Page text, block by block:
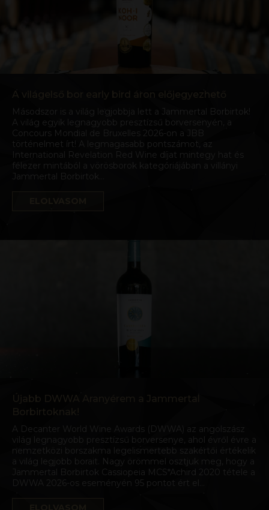
Másodszor is a világ legjobbja lett a Jammertal Borbirtok!
A világ egyik legnagyobb presztízsű borversenyén, a
Concours Mondial de Bruxelles 2026-on a JBB
történelmet írt! A legmagasabb pontszámot, az
International Revelation Red Wine díjat mintegy hat és
félezer mintából a vörösborok kategóriájában a villányi
Jammertal Borbirtok…
A Decanter World Wine Awards (DWWA) az angolszász
világ legnagyobb presztízsű borversenye, ahol évről évre a
nemzetközi borszakma legelismertebb szakértői értékelik
a világ legjobb borait. Nagy örömmel osztjuk meg, hogy a
Jammertal Borbirtok Cassiopeia MCS*Achird 2020 tétele a
DWWA 2026-os eseményén 95 pontot ért el…